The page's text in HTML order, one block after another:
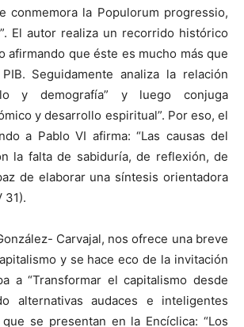
conmemora la Populorum progressio,
El autor realiza un recorrido histórico
afirmando que éste es mucho más que
Seguidamente analiza la relación
y demografía” y luego conjuga
y desarrollo espiritual”. Por eso, el
a Pablo VI afirma: “Las causas del
la falta de sabiduría, de reflexión, de
de elaborar una síntesis orientadora
31).
Carvajal, nos ofrece una breve
y se hace eco de la invitación
a “Transformar el capitalismo desde
alternativas audaces e inteligentes
se presentan en la Encíclica: “Los